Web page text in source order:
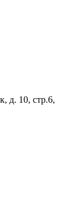
д. 10, стр.6,